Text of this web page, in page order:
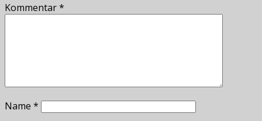
Kommentar*
Name *